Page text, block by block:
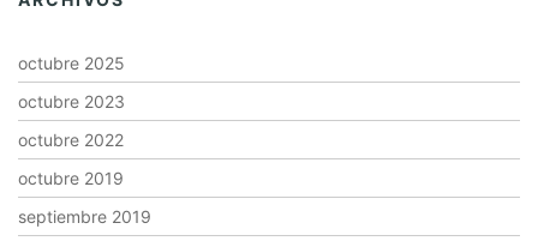
octubre 2025
octubre 2023
octubre 2022
octubre 2019
septiembre 2019